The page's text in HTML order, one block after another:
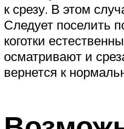
к срезу. В этом
Следует поселить
коготки
осматривают и
вернется к